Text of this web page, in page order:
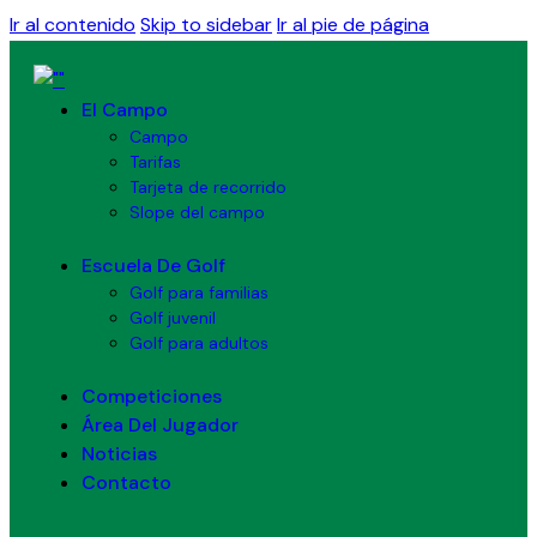
Ir al contenido Skip to sidebarIr al pie de página
El Campo
Campo
Tarifas
Tarjeta de recorrido
Slope del campo
Escuela De Golf
Golf para familias
Golf juvenil
Golf para adultos
Competiciones
Área Del Jugador
Noticias
Contacto